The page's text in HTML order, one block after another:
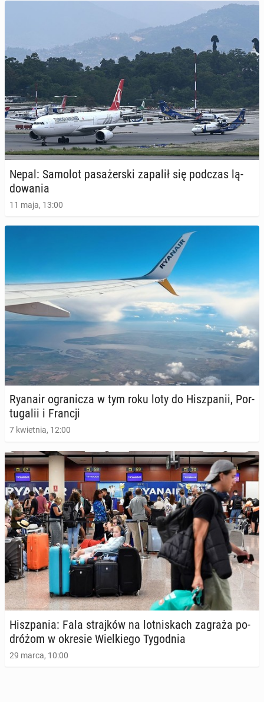
Nepal: Samolot pa­sa­żer­ski zapalił się podczas lą­
do­wa­nia
11 maja, 13:00
Ryanair ogra­ni­cza w tym roku loty do Hisz­pa­nii, Por­
tu­ga­lii i Francji
7 kwietnia, 12:00
Hisz­pa­nia: Fala straj­ków na lot­ni­skach zagraża po­
dró­żom w okresie Wiel­kie­go Ty­go­dnia
29 marca, 10:00